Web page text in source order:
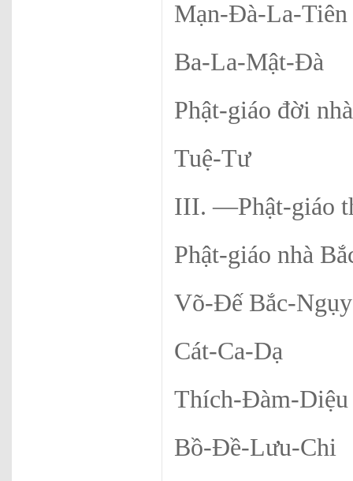
Mạn-Đà-La-Tiên
Ba-La-Mật-Đà
Phật-giáo đời
Tuệ-Tư
III. —Phật-giáo
Phật-giáo nhà
Võ-Đế Bắc-Ngụy
Cát-Ca-Dạ
Thích-Đàm-Diệu
Bồ-Đề-Lưu-Chi